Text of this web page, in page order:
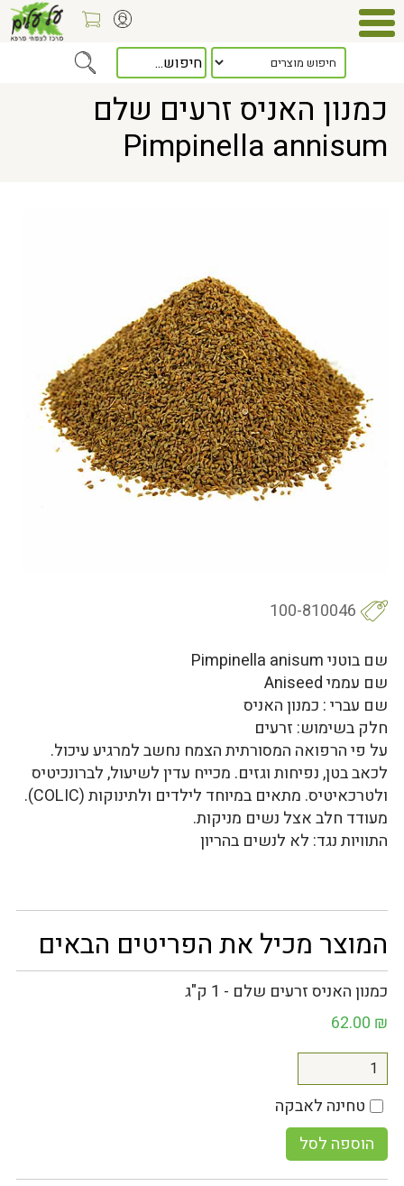
> כמנון האניס זרעים שלם Pimpinella annisum
כמנון האניס זרעים שלם
Pimpinella annisum
100-810046
שם בוטני Pimpinella anisum
שם עממי Aniseed
שם עברי : כמנון האניס
חלק בשימוש: זרעים
על פי הרפואה המסורתית הצמח נחשב למרגיע עיכול.
לכאב בטן, נפיחות וגזים. מכייח עדין לשיעול, לברונכיטיס
ולטרכאיטיס. מתאים במיוחד לילדים ולתינוקות (COLIC).
מעודד חלב אצל נשים מניקות.
התוויות נגד: לא לנשים בהריון
המוצר מכיל את הפריטים הבאים
כמנון האניס זרעים שלם - 1 ק"ג
62.00 ₪
טחינה לאבקה
הוספה לסל